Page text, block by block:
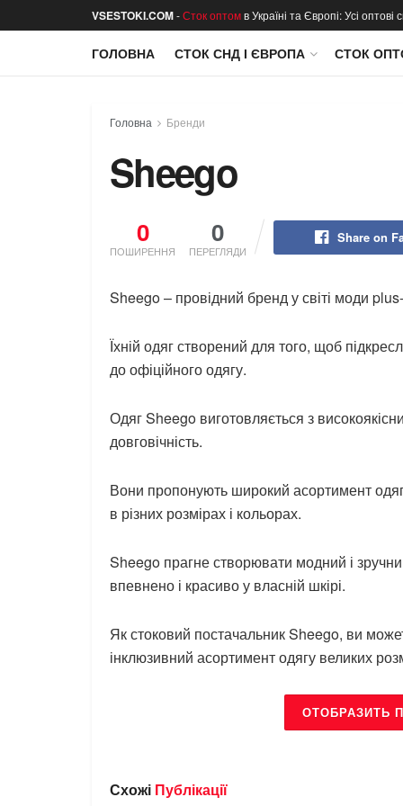
VSESTOKI.COM-Сток оптомв Україні та Європі: Усі
ГОЛОВНА СТОК СНД І ЄВРОПА СТОК
Головна Бренди
Sheego
0
ПОШИРЕННЯ
0
ПЕРЕГЛЯДИ
Share on
Sheego – провідний бренд у світі моди
Їхній одяг створений для того, щоб
до офіційного одягу.
Одяг Sheego виготовляється з
довговічність.
Вони пропонують широкий асортимент
в різних розмірах і кольорах.
Sheego прагне створювати модний і
впевнено і красиво у власній шкірі.
Як стоковий постачальник Sheego, ви
інклюзивний асортимент одягу великих
ОТОБРАЗИТЬ
Схожі Публікації